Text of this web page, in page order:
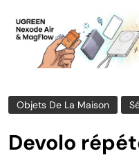
Objets De La Maison
Devolo